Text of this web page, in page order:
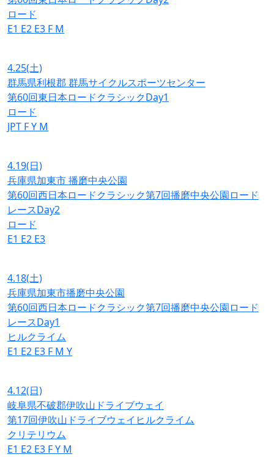
ロード
E1 E2 E3 F M
4.25(土)
群馬県利根郡 群馬サイクルスポーツセンター
第60回東日本ロードクラシックDay1
ロード
JPT FY M
4.19(日)
兵庫県加東市 播磨中央公園
第60回西日本ロードクラシック第7回播磨中央公園ロード
レースDay2
ロード
E1 E2 E3
4.18(土)
兵庫県加東市播磨中央公園
第60回西日本ロードクラシック第7回播磨中央公園ロード
レースDay1
ヒルクライム
E1 E2 E3 F M Y
4.12(日)
岐阜県不破郡伊吹山ドライブウェイ
第17回伊吹山ドライブウェイヒルクライム
クリテリウム
E1 E2 E3 FY M